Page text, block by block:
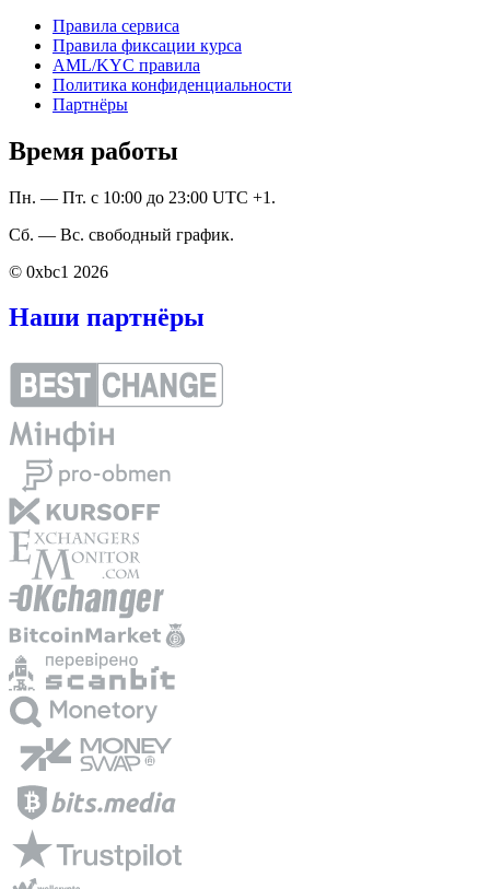
Правила сервиса
Правила фиксации курса
AML/KYC правила
Политика конфиденциальности
Партнёры
Время работы
Пн. — Пт. с 10:00 до 23:00 UTC +1.
Сб. — Вс. свободный график.
© 0xbc1 2026
Наши партнёры